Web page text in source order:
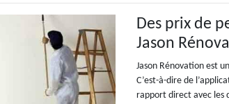
Des prix de
Jason
Jason Rénovation est
C’est-à-dire de
rapport direct avec les